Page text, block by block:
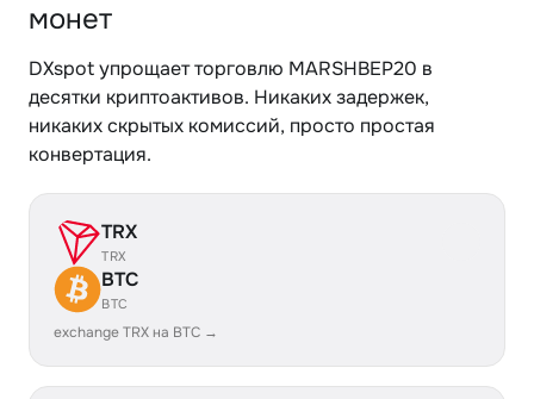
монет
DXspot упрощает торговлю MARSHBEP20 в
десятки криптоактивов. Никаких задержек,
никаких скрытых комиссий, просто простая
конвертация.
TRX
TRX
BTC
BTC
exchange TRX на BTC →